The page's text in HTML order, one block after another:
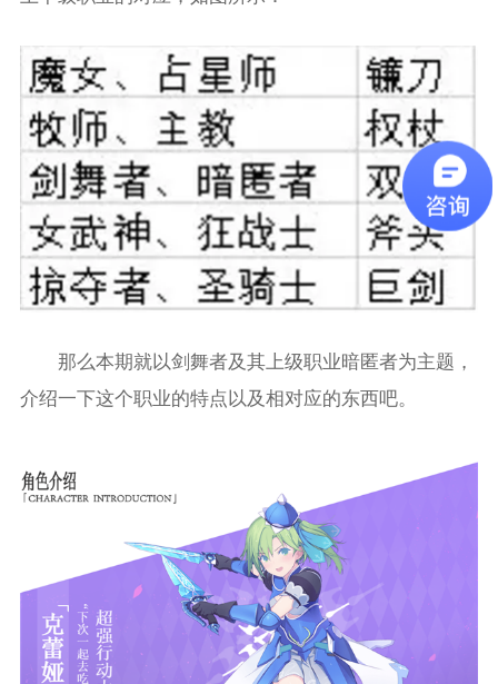
那么本期就以剑舞者及其上级职业暗匿者为主题，
介绍一下这个职业的特点以及相对应的东西吧。